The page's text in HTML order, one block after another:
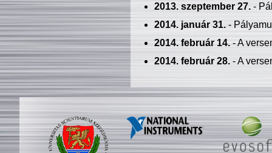
2013. szeptember 27.-
2014. január 31.-
2014. február 14.- A
2014. február 28.- A